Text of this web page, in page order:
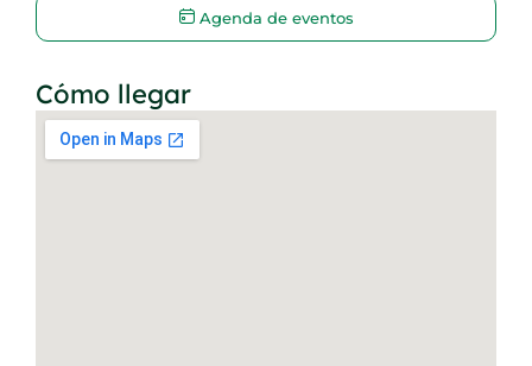
Agenda de eventos
Cómo llegar